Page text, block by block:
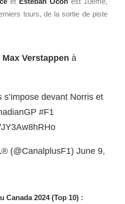
tours, de la sortie de piste
Max Verstappen à
s’impose devant Norris et
#F1
® (@CanalplusF1) June 9,
Canada 2024 (Top 10) :